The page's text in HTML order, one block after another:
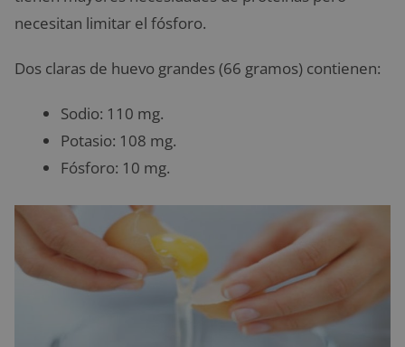
necesitan limitar el fósforo.
Dos claras de huevo grandes (66 gramos) contienen:
Sodio: 110 mg.
Potasio: 108 mg.
Fósforo: 10 mg.